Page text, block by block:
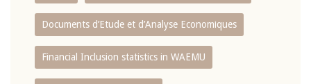
Documents d’Etude et d’Analyse Economiques
Financial Inclusion statistics in WAEMU